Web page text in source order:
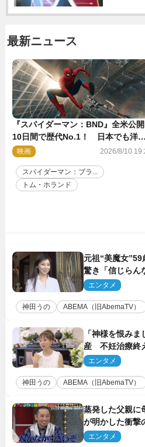
最新ニュース
『スパイダーマン：BND』全米公開
10日間で歴代No.1！ 日本でも洋画
実写最速で興収30億円突破
映画 2026/8/10
スパイダーマン：ブラ...
トム・ホランド
元祖“美魔女
驚き「信じらん
エンタメ
神田うの ABEMA（旧AbemaTV）
「神様を恨みま
産 不妊治療終
エンタメ
神田うの ABEMA（旧AbemaTV）
蒸発した父親に
が明かした衝撃
エンタメ